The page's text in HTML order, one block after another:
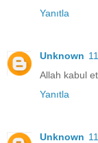
Yanıtla
Unknown
Allah kabul
Yanıtla
Unknown